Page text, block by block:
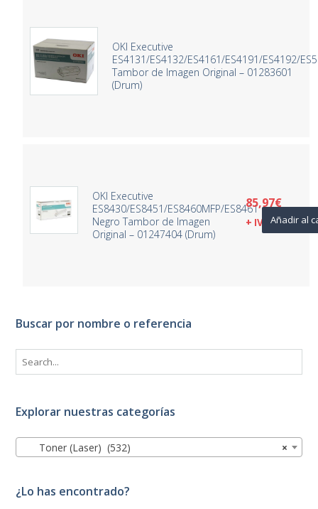
OKI Executive
ES4131/ES4132/ES4161/ES4191/ES4192/
Tambor de Imagen Original – 01283601
(Drum)
OKI Executive
ES8430/ES8451/ES8460MFP/ES8461
Negro Tambor de Imagen
Original – 01247404 (Drum)
85,97€
+ IVA Añadir al
Buscar por nombre o referencia
Explorar nuestras categorías
×
Toner (Laser) (532)
¿Lo has encontrado?